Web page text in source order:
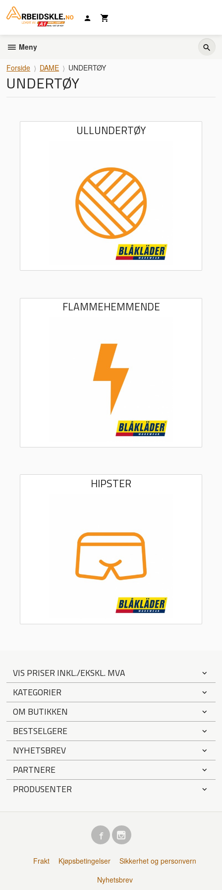
innholdet
Meny
Forside DAME UNDERTØY
UNDERTØY
ULLUNDERTØY
FLAMMEHEMMENDE
HIPSTER
VIS PRISER INKL./EKSKL. MVA
KATEGORIER
OM BUTIKKEN
BESTSELGERE
NYHETSBREV
PARTNERE
PRODUSENTER
Frakt Kjøpsbetingelser
Sikkerhet og personvern
Nyhetsbrev